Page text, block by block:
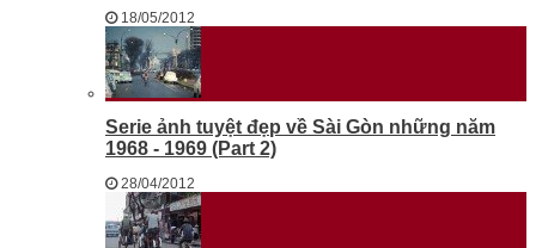
18/05/2012
Serie ảnh tuyệt đẹp về Sài Gòn những năm
1968 - 1969 (Part 2)
28/04/2012